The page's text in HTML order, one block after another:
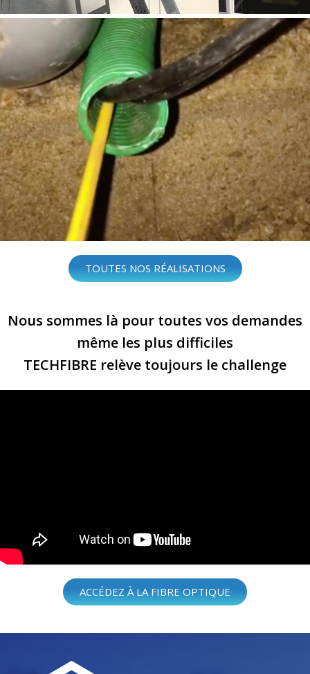
TOUTES NOS RÉALISATIONS
Nous sommes là pour toutes vos demandes
même les plus difficiles
TECHFIBRE relève toujours le challenge
ACCÉDEZ À LA FIBRE OPTIQUE